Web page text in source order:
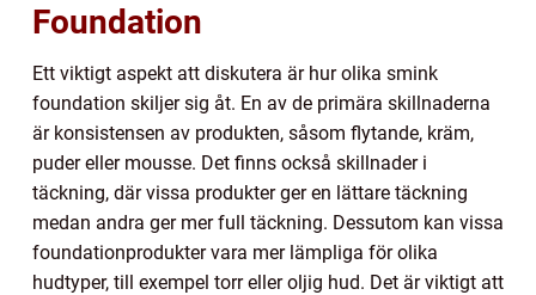
Foundation
Ett viktigt aspekt att diskutera är hur olika smink
foundation skiljer sig åt. En av de primära skillnaderna
är konsistensen av produkten, såsom flytande, kräm,
puder eller mousse. Det finns också skillnader i
täckning, där vissa produkter ger en lättare täckning
medan andra ger mer full täckning. Dessutom kan vissa
foundationprodukter vara mer lämpliga för olika
hudtyper, till exempel torr eller oljig hud. Det är viktigt att